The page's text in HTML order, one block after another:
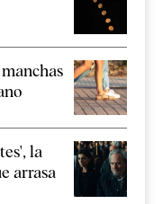
la
arrasa